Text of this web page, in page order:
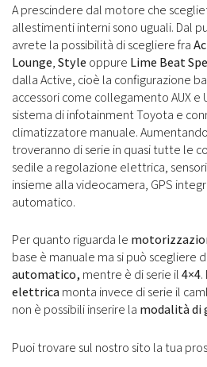
A prescindere dal motore che
allestimenti interni sono uguali. Dal
avrete la possibilità di scegliere fra
Lounge,Styleoppure Lime Beat
dalla Active, cioè la configurazione
accessori come collegamento AUX e
sistema di infotainment Toyota e
climatizzatore manuale.
troveranno di serie in quasi tutte le
sedile a regolazione elettrica,
insieme alla videocamera, GPS
automatico.
Per quanto riguarda le
base è manuale ma si può scegliere
automatico, mentre è di serie il4×4.
elettricamonta invece di serie il
non è possibili inserire la modalità di
Puoi trovare sul nostro sito la tua